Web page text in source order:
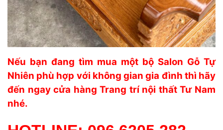
Nếu bạn đang tìm mua một bộ Salon Gỗ Tự
Nhiên phù hợp với không gian gia đình thì hãy
đến ngay cửa hàng Trang trí nội thất Tư Nam
nhé.